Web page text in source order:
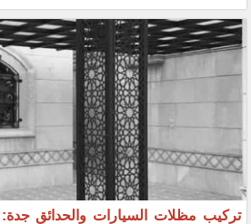
تركيب مظلات السيارات والحدائق جدة: